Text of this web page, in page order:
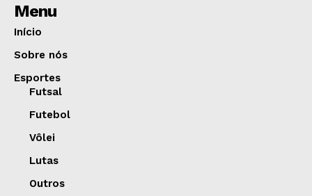
Menu
Início
Sobre nós
Esportes
Futsal
Futebol
Vôlei
Lutas
Outros